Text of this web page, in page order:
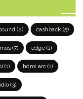
(2) cashback (5)
(7) edge (1)
(1) hdmi arc (1)
(3)